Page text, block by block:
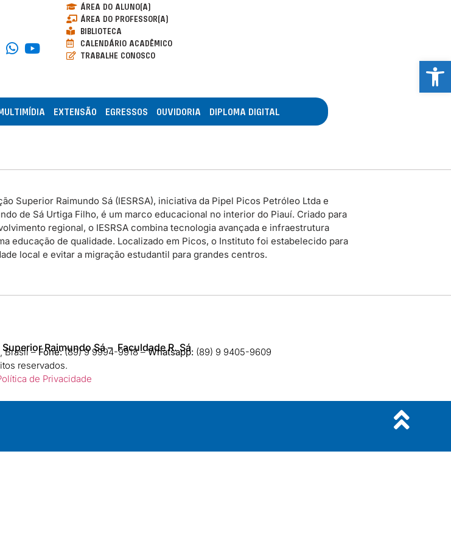
ÁREA DO ALUNO(A)
ÁREA DO PROFESSOR(A)
BIBLIOTECA
CALENDÁRIO ACADÊMICO
TRABALHE CONOSCO
EXTENSÃO EGRESSOS OUVIDORIA DIPLOMA DIGITAL
Superior Raimundo Sá (IESRSA), iniciativa da Pipel Picos Petróleo Ltda e
de Sá Urtiga Filho, é um marco educacional no interior do Piauí. Criado para
regional, o IESRSA combina tecnologia avançada e infraestrutura
educação de qualidade. Localizado em Picos, o Instituto foi estabelecido para
local e evitar a migração estudantil para grandes centros.
Raimundo Sá – Faculdade R. Sá
Brasil –Fone:(89) 9 9994-9918​ –Whatsapp: (89) 9 9405-9609
reservados.
de Privacidade
Abrir